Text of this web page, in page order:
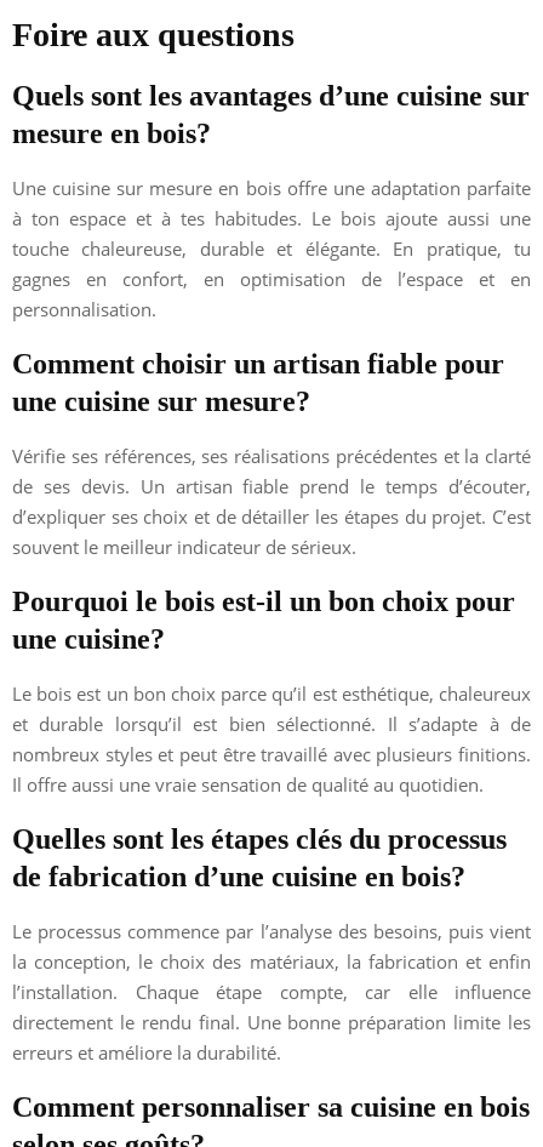
Foire aux questions
Quels sont les avantages d’une cuisine sur
mesure en bois?
Une cuisine sur mesure en bois offre une adaptation parfaite
à ton espace et à tes habitudes. Le bois ajoute aussi une
touche chaleureuse, durable et élégante. En pratique, tu
gagnes en confort, en optimisation de l’espace et en
personnalisation.
Comment choisir un artisan fiable pour
une cuisine sur mesure?
Vérifie ses références, ses réalisations précédentes et la clarté
de ses devis. Un artisan fiable prend le temps d’écouter,
d’expliquer ses choix et de détailler les étapes du projet. C’est
souvent le meilleur indicateur de sérieux.
Pourquoi le bois est-il un bon choix pour
une cuisine?
Le bois est un bon choix parce qu’il est esthétique, chaleureux
et durable lorsqu’il est bien sélectionné. Il s’adapte à de
nombreux styles et peut être travaillé avec plusieurs finitions.
Il offre aussi une vraie sensation de qualité au quotidien.
Quelles sont les étapes clés du processus
de fabrication d’une cuisine en bois?
Le processus commence par l’analyse des besoins, puis vient
la conception, le choix des matériaux, la fabrication et enfin
l’installation. Chaque étape compte, car elle influence
directement le rendu final. Une bonne préparation limite les
erreurs et améliore la durabilité.
Comment personnaliser sa cuisine en bois